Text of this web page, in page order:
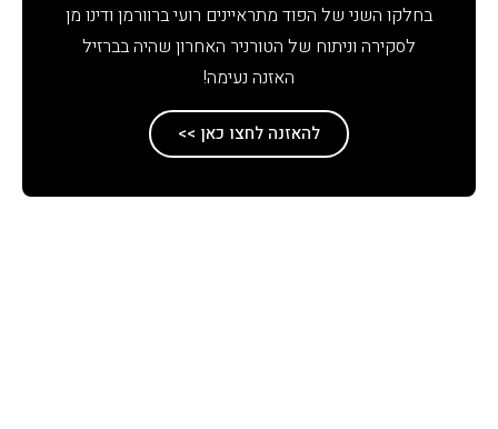
בחלקו השני של הפוד מתראיינים רועי ברוורמן ודינו מן
לסקירה וניתוח של הטורניר האחרון שהיה בברזיל
האזנה נעימה!
להאזנה לחצו כאן >>